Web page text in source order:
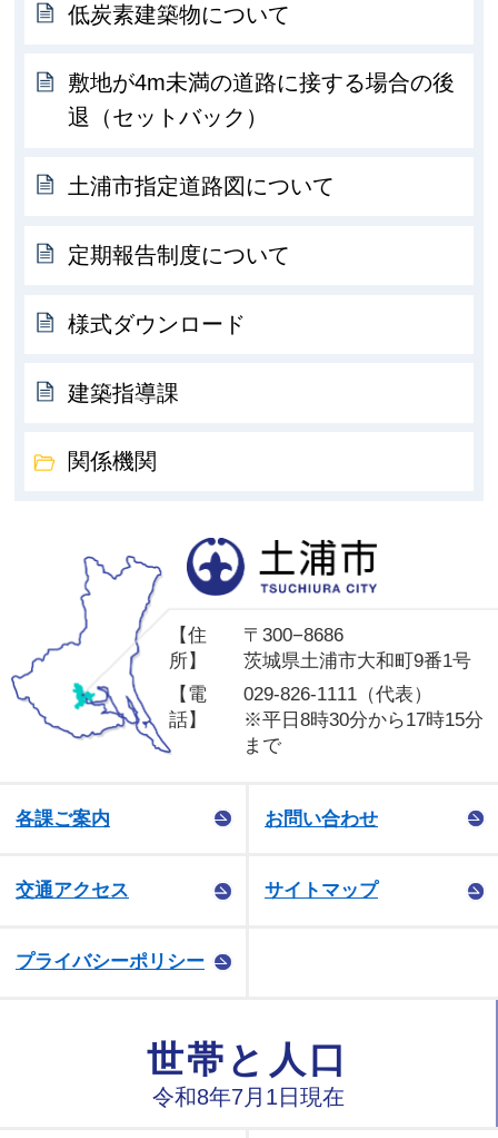
低炭素建築物について
敷地が4m未満の道路に接する場合の後
退（セットバック）
土浦市指定道路図について
定期報告制度について
様式ダウンロード
建築指導課
関係機関
【住
所】
〒300−8686
茨城県土浦市大和町9番1号
【電
話】
029-826-1111（代表）
※平日8時30分から17時15分
まで
各課ご案内 お問い合わせ
交通アクセス サイトマップ
プライバシーポリシー